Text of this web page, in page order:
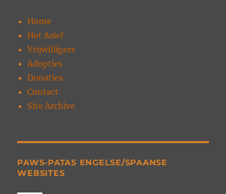
Home
Het Asiel
Vrijwilligers
Adopties
Donaties
Contact
Site Archive
PAWS-PATAS ENGELSE/SPAANSE
WEBSITES